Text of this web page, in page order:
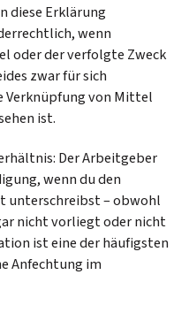
diese Erklärung
wenn
oder der verfolgte Zweck
zwar für sich
Verknüpfung von Mittel
ist.
Der Arbeitgeber
wenn du den
unterschreibst – obwohl
nicht vorliegt oder nicht
ist eine der häufigsten
Anfechtung im